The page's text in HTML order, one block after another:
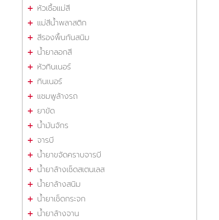
หัวเชื้อแม่สี
แม่สีน้ำพลาสติก
สีรองพื้นกันสนิม
น้ำยาลอกสี
หัวทินเนอร์
ทินเนอร์
แชมพูล้างรถ
ยาขัด
น้ำมันจักร
จารบี
น้ำยาขจัดคราบจารบี
น้ำยาล้างเช็ดสเตนเลส
น้ำยาล้างสนิม
น้ำยาเช็ดกระจก
น้ำยาล้างจาน